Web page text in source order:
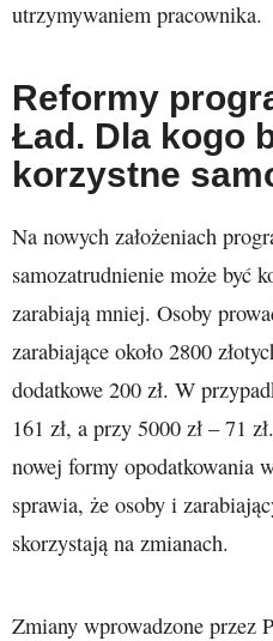
utrzymywaniem pracownika.
Reformy
Ład. Dla kogo
korzystne
Na nowych założeniach
samozatrudnienie może być
zarabiają mniej. Osoby
zarabiające około 2800
dodatkowe 200 zł. W
161 zł, a przy 5000 zł – 71
nowej formy opodatkowania
sprawia, że osoby i
skorzystają na zmianach.
Zmiany wprowadzone przez